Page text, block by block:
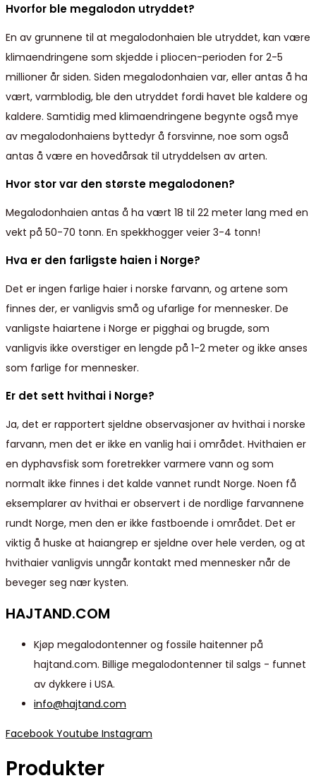
Hvorfor ble megalodon utryddet?
En av grunnene til at megalodonhaien ble utryddet, kan være
klimaendringene som skjedde i pliocen-perioden for 2-5
millioner år siden. Siden megalodonhaien var, eller antas å ha
vært, varmblodig, ble den utryddet fordi havet ble kaldere og
kaldere. Samtidig med klimaendringene begynte også mye
av megalodonhaiens byttedyr å forsvinne, noe som også
antas å være en hovedårsak til utryddelsen av arten.
Hvor stor var den største megalodonen?
Megalodonhaien antas å ha vært 18 til 22 meter lang med en
vekt på 50-70 tonn. En spekkhogger veier 3-4 tonn!
Hva er den farligste haien i Norge?
Det er ingen farlige haier i norske farvann, og artene som
finnes der, er vanligvis små og ufarlige for mennesker. De
vanligste haiartene i Norge er pigghai og brugde, som
vanligvis ikke overstiger en lengde på 1-2 meter og ikke anses
som farlige for mennesker.
Er det sett hvithai i Norge?
Ja, det er rapportert sjeldne observasjoner av hvithai i norske
farvann, men det er ikke en vanlig hai i området. Hvithaien er
en dyphavsfisk som foretrekker varmere vann og som
normalt ikke finnes i det kalde vannet rundt Norge. Noen få
eksemplarer av hvithai er observert i de nordlige farvannene
rundt Norge, men den er ikke fastboende i området. Det er
viktig å huske at haiangrep er sjeldne over hele verden, og at
hvithaier vanligvis unngår kontakt med mennesker når de
beveger seg nær kysten.
HAJTAND.COM
Kjøp megalodontenner og fossile haitenner på
hajtand.com. Billige megalodontenner til salgs - funnet
av dykkere i USA.
info@hajtand.com
Facebook Youtube Instagram
Produkter